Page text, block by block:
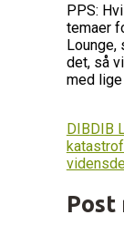
PPS:
temaer
det, så
med lige
DIBDIB
Post